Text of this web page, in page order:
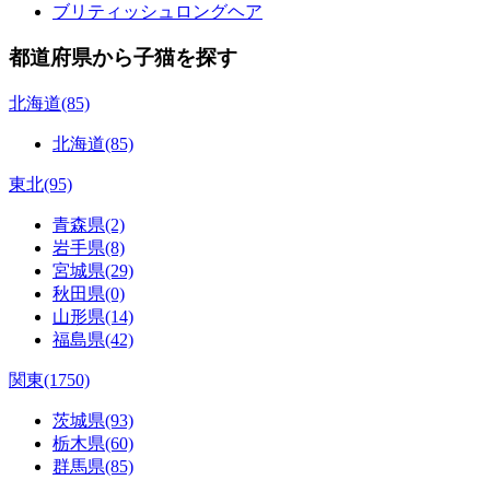
ブリティッシュロングヘア
都道府県から子猫を探す
北海道(85)
北海道(85)
東北(95)
青森県(2)
岩手県(8)
宮城県(29)
秋田県(0)
山形県(14)
福島県(42)
関東(1750)
茨城県(93)
栃木県(60)
群馬県(85)